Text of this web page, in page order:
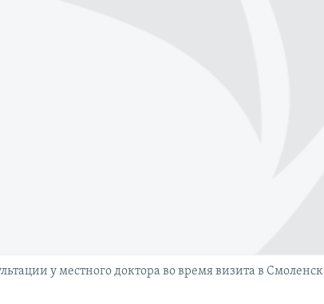
у местного доктора во время визита в Смоленск